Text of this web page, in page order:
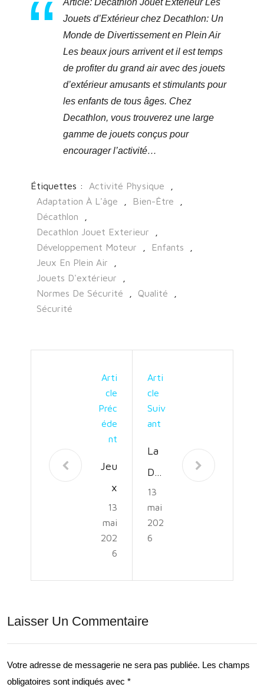
Article: Decathlon Jouet Extérieur Les
Jouets d’Extérieur chez Decathlon: Un
Monde de Divertissement en Plein Air
Les beaux jours arrivent et il est temps
de profiter du grand air avec des jouets
d’extérieur amusants et stimulants pour
les enfants de tous âges. Chez
Decathlon, vous trouverez une large
gamme de jouets conçus pour
encourager l’activité…
Étiquettes : Activité Physique
Adaptation À L'âge
Bien-Être
Décathlon
Decathlon Jouet Exterieur
Développement Moteur
Enfants
Jeux En Plein Air
Jouets D'extérieur
Normes De Sécurité
Qualité
Sécurité
Arti
Cle
Préc
Éde
Nt
Jeu
x
en
Plei
n
fite
13
mai
202
6
Arti
Cle
Suiv
Ant
La
Défi
niti
on
du
elo
me
nt
Dur
13
mai
202
6
Laisser Un Commentaire
Votre adresse de messagerie ne sera pas publiée. Les champs
obligatoires sont indiqués avec *